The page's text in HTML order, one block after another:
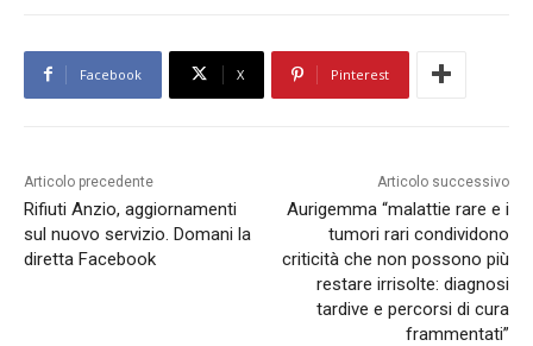
Facebook X Pinterest
Articolo precedente
Rifiuti Anzio, aggiornamenti
sul nuovo servizio. Domani la
diretta Facebook
Articolo successivo
Aurigemma “malattie rare e i
tumori rari condividono
criticità che non possono più
restare irrisolte: diagnosi
tardive e percorsi di cura
frammentati”